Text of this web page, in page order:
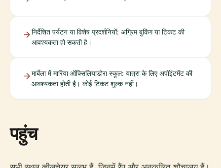
निर्देशित पर्यटन या विशेष प्रदर्शनियों: अग्रिम बुकिंग या टिकट की
आवश्यकता हो सकती है।
मार्बेला में मारिया ऑक्सिलियाडोरा स्कूल: यात्रा के लिए अपॉइंटमेंट की
आवश्यकता होती है। कोई टिकट शुल्क नहीं।
पहुंच